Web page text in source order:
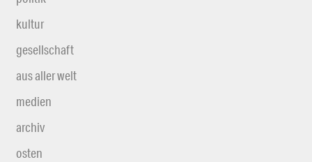
kultur
gesellschaft
aus aller welt
medien
archiv
osten